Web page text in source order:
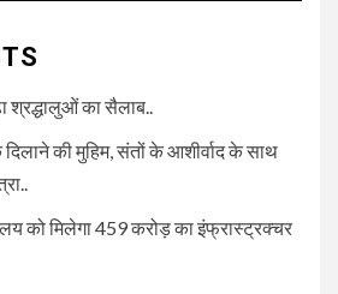
श्रद्धालुओं का सैलाब..
की मुहिम, संतों के आशीर्वाद के साथ
को मिलेगा 459 करोड़ का इंफ्रास्ट्रक्चर